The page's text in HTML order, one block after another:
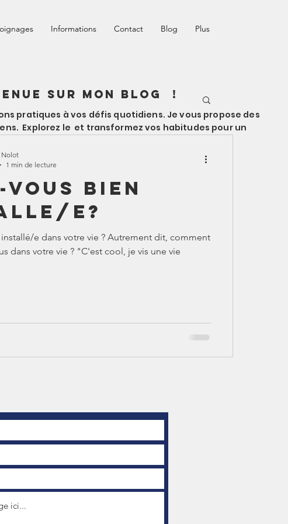
Informations Contact Blog Plus
vous bien
e?
e dans votre vie ? Autrement dit, comment
dans votre vie ? "C'est cool, je vis une vie
Nolot
1 min de lecture
pratiques à vos défis quotidiens. Je vous propose des
Explorez le et transformez vos habitudes pour un
sur mon blog !